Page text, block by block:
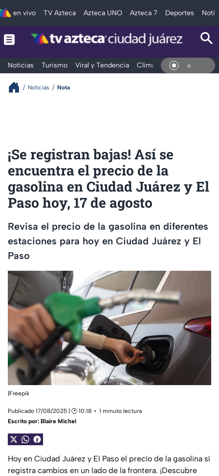
en vivo TV Azteca Azteca UNO Azteca 7 Deportes
Noticias Turismo Viral y Tendencia Clima Deportes En
Noticias Nota
¡Se registran bajas! Así se
encuentra el precio de la
gasolina en Ciudad Juárez y El
Paso hoy, 17 de agosto
Revisa el precio de la gasolina en diferentes
estaciones para hoy en Ciudad Juárez y El
Paso
|Freepik
Publicado 17/08/2025 | 🕑 10:18
1 minuto lectura
Escrito por: Blaire Michel
Hoy en Ciudad Juárez y El Paso el precio de la gasolina sí
registra cambios en un lado de la frontera. ¡Descubre